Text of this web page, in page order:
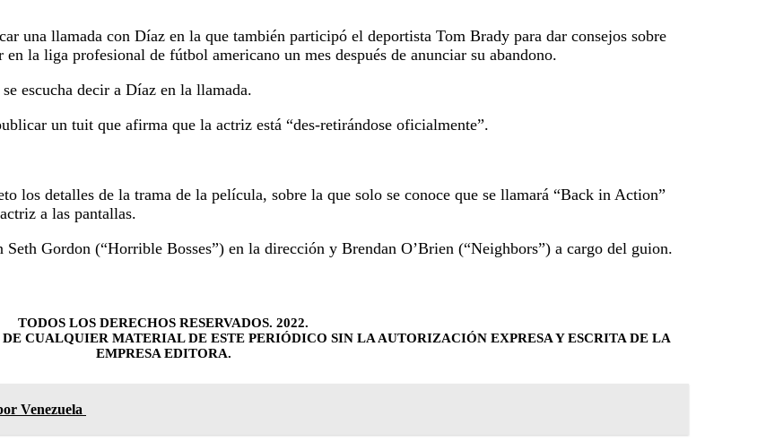
una llamada con Díaz en la que también participó el deportista Tom Brady para dar consejos sobre
la liga profesional de fútbol americano un mes después de anunciar su abandono.
escucha decir a Díaz en la llamada.
un tuit que afirma que la actriz está “des-retirándose oficialmente”.
los detalles de la trama de la película, sobre la que solo se conoce que se llamará “Back in Action”
a las pantallas.
Gordon (“Horrible Bosses”) en la dirección y Brendan O’Brien (“Neighbors”) a cargo del guion.
TODOS LOS DERECHOS RESERVADOS. 2022.
CUALQUIER MATERIAL DE ESTE PERIÓDICO SIN LA AUTORIZACIÓN EXPRESA Y ESCRITA DE LA
EMPRESA EDITORA.
Venezuela